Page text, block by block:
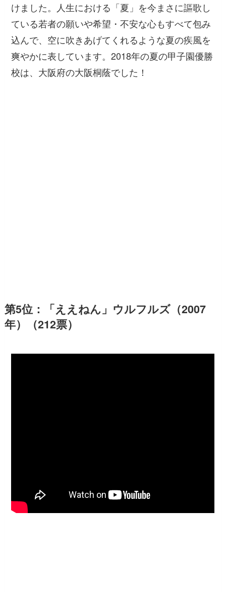
けました。人生における「夏」を今まさに謳歌し
ている若者の願いや希望・不安な心もすべて包み
込んで、空に吹きあげてくれるような夏の疾風を
爽やかに表しています。2018年の夏の甲子園優勝
校は、大阪府の大阪桐蔭でした！
第5位：「ええねん」ウルフルズ（2007
年）（212票）